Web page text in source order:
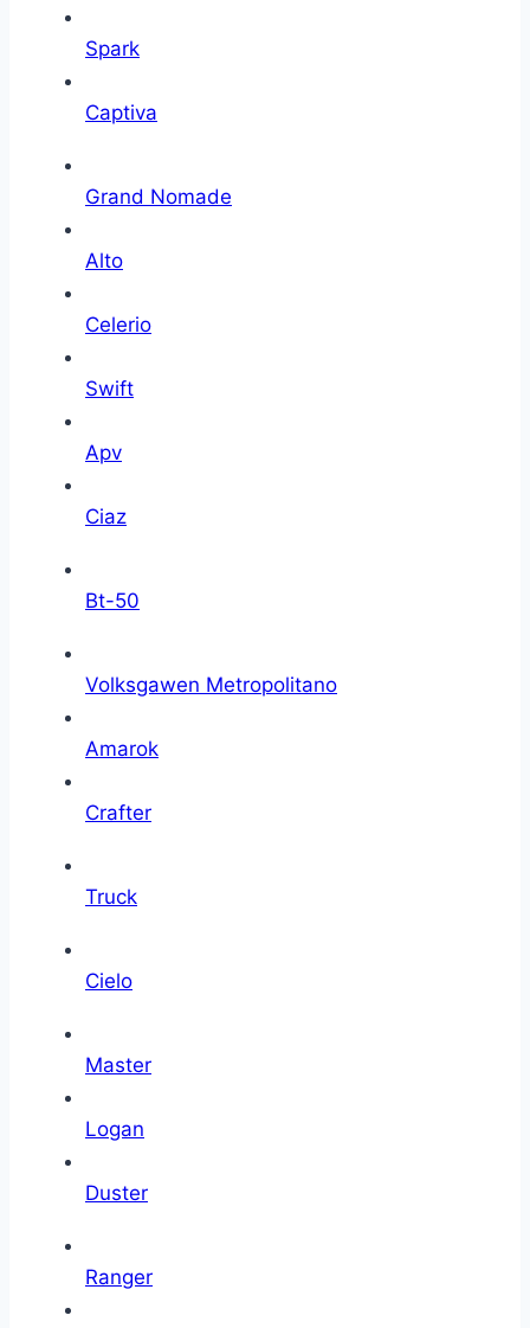
Spark
Captiva
Grand Nomade
Alto
Celerio
Swift
Apv
Ciaz
Bt-50
Volksgawen Metropolitano
Amarok
Crafter
Truck
Cielo
Master
Logan
Duster
Ranger